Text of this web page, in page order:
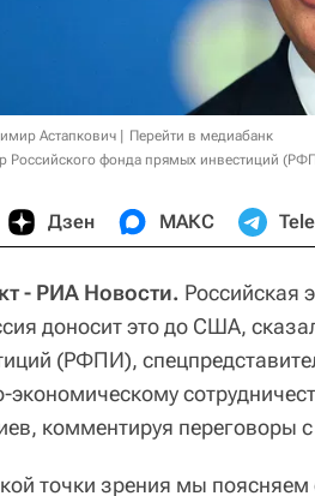
Астапкович
Перейти в медиабанк
Российского фонда прямых инвестиций
Дзен МАКС
- РИА Новости. Российская
доносит это до США,
(РФПИ),
экономическому
комментируя переговоры
точки зрения мы поясняем